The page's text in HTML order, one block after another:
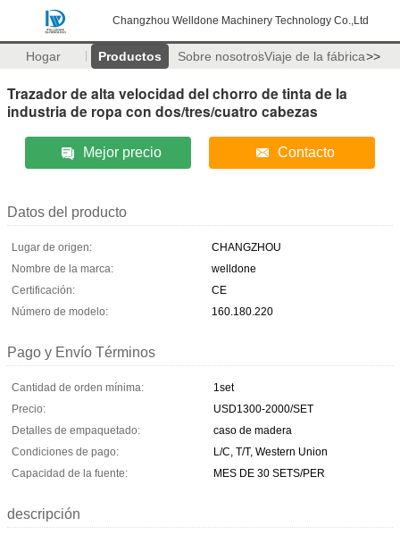
Changzhou Welldone Machinery Technology Co.,Ltd
Hogar Productos Sobre nosotrosViaje de la fábrica>>
Trazador de alta velocidad del chorro de tinta de la
industria de ropa con dos/tres/cuatro cabezas
Mejor precio Contacto
Datos del producto
Lugar de origen:
CHANGZHOU
Nombre de la marca:
welldone
Certificación:
CE
Número de modelo:
160.180.220
Pago y Envío Términos
Cantidad de orden mínima:
1set
Precio:
USD1300-2000/SET
Detalles de empaquetado:
caso de madera
Condiciones de pago:
L/C, T/T, Western Union
Capacidad de la fuente:
MES DE 30 SETS/PER
descripción